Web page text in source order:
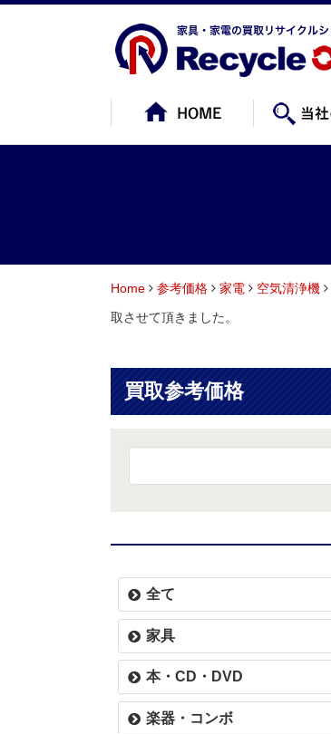
Home 参考価格 家電 空気清浄機
取させて頂きました。
買取参考価格
全て
家具
本・CD・DVD
楽器・コンボ